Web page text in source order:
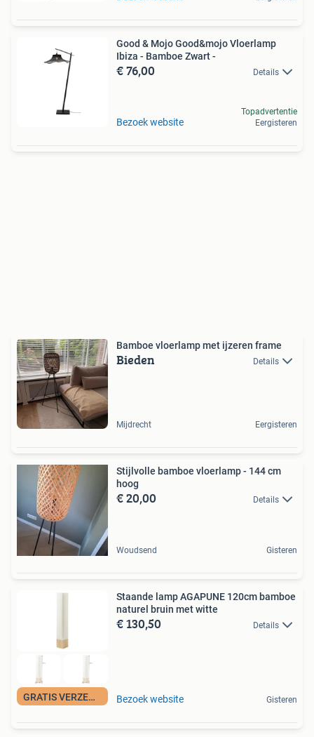
Good & Mojo Good&mojo Vloerlamp
Ibiza - Bamboe Zwart -
€ 76,00 Details
Bezoek website
Topadvertentie
Eergisteren
Bamboe vloerlamp met ijzeren frame
Bieden Details
Mijdrecht Eergisteren
Stijlvolle bamboe vloerlamp - 144 cm
hoog
€ 20,00 Details
Woudsend Gisteren
GRATIS VERZENDING
Staande lamp AGAPUNE 120cm bamboe
naturel bruin met witte
€ 130,50 Details
Bezoek website Gisteren